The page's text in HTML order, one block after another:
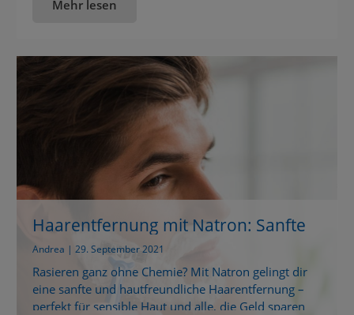
Sauberkeit ohne Reue Du möchtest deine Küche und
DIY-Putzstein genau das Richtige für dich. Er […]
Mehr lesen
Haarentfernung mit Natron: Sanfte
Rasur ohne Rasierschaum
Andrea | 29. September 2021
Rasieren ganz ohne Chemie? Mit Natron gelingt dir
eine sanfte und hautfreundliche Haarentfernung –
perfekt für sensible Haut und alle, die Geld sparen